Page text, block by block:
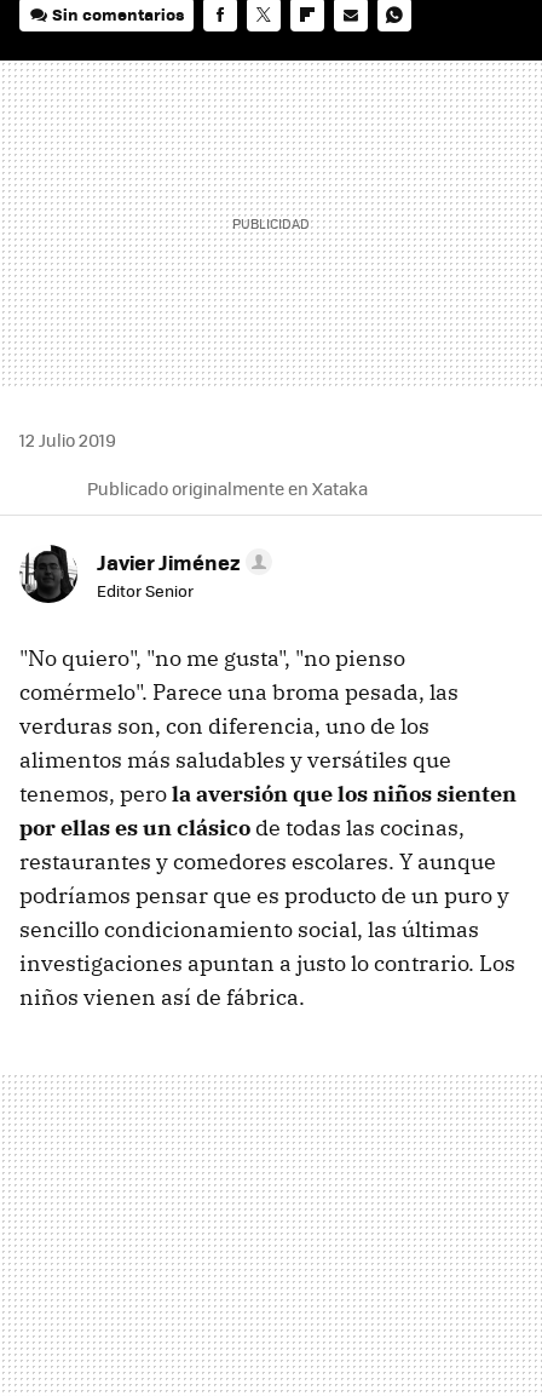
Sin comentarios
MAIL
12 Julio 2019
Publicado originalmente en Xataka
Javier Jiménez
Editor Senior
"No quiero", "no me gusta", "no pienso
comérmelo". Parece una broma pesada, las
verduras son, con diferencia, uno de los
alimentos más saludables y versátiles que
tenemos, perola aversión que los niños sienten
por ellas es un clásico de todas las cocinas,
restaurantes y comedores escolares. Y aunque
podríamos pensar que es producto de un puro y
sencillo condicionamiento social, las últimas
investigaciones apuntan a justo lo contrario. Los
niños vienen así de fábrica.